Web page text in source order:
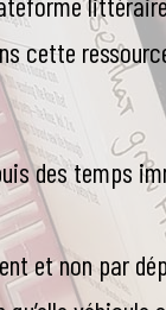
cette
des temps
et non par